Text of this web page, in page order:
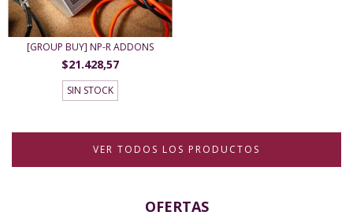
[GROUP BUY] NP-R ADDONS
$21.428,57
SIN STOCK
VER TODOS LOS PRODUCTOS
OFERTAS